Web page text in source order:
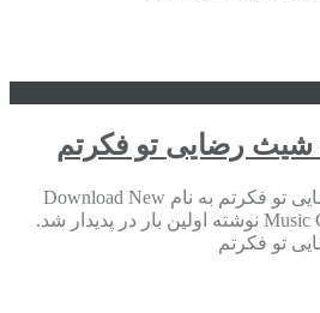
شیث رضایی تو فکرتم
موزیک جدید جديد شیث رضایی تو فکرتم به نام Download New
Music Called On Iran Javan Music نوشته اولین بار در پدیدار شد.
تو فکرتم